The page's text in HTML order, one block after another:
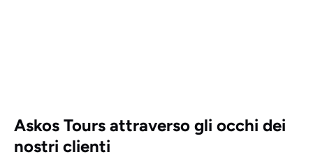
Askos Tours attraverso gli occhi dei
nostri clienti